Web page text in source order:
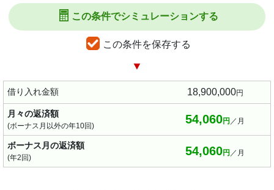
この条件でシミュレーションする
この条件を保存する
▼
借り入れ金額 18,900,000円
月々の返済額
(ボーナス月以外の年10回) 54,060円 ／月
ボーナス月の返済額
(年2回) 54,060円 ／月